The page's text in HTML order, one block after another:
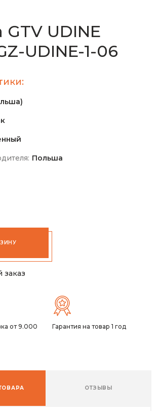
UDINE
UDINE-1-06
Польша
заказ
от 9.000
Гарантия на товар 1 год
ОТЗЫВЫ